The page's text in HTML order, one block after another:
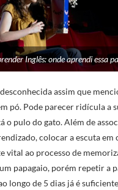
Inglês: onde aprendi essa
assim que
pó. Pode parecer ridícula a
o pulo do gato. Além de
colocar a escuta em
vital ao processo de
papagaio, porém repetir a
longo de 5 dias já é